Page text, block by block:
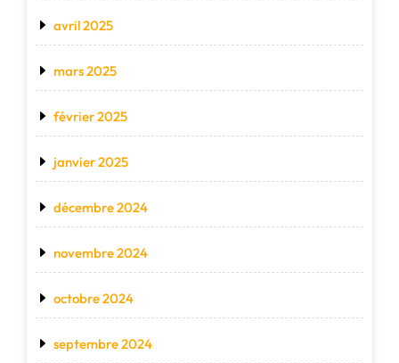
avril 2025
mars 2025
février 2025
janvier 2025
décembre 2024
novembre 2024
octobre 2024
septembre 2024